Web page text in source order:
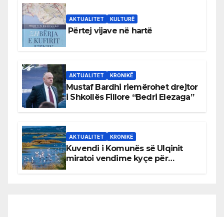
AKTUALITET KULTURË
Përtej vijave në hartë
AKTUALITET KRONIKË
Mustaf Bardhi riemërohet drejtor
i Shkollës Fillore “Bedri Elezaga”
AKTUALITET KRONIKË
Kuvendi i Komunës së Ulqinit
miratoi vendime kyçe për